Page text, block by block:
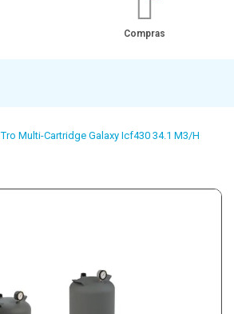
Compras
Tro Multi-Cartridge Galaxy Icf430 34.1 M3/H